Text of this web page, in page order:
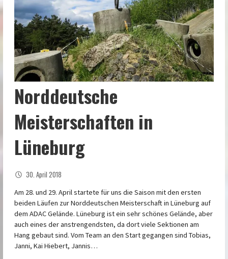
Norddeutsche
Meisterschaften in
Lüneburg
30. April 2018
Am 28. und 29. April startete für uns die Saison mit den ersten
beiden Läufen zur Norddeutschen Meisterschaft in Lüneburg auf
dem ADAC Gelände. Lüneburg ist ein sehr schönes Gelände, aber
auch eines der anstrengendsten, da dort viele Sektionen am
Hang gebaut sind. Vom Team an den Start gegangen sind Tobias,
Janni, Kai Hiebert, Jannis…